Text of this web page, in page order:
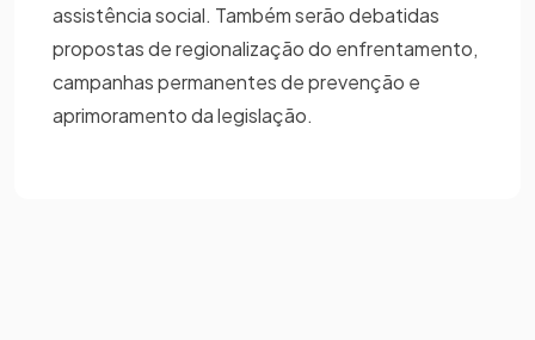
assistência social. Também serão debatidas
propostas de regionalização do enfrentamento,
campanhas permanentes de prevenção e
aprimoramento da legislação.